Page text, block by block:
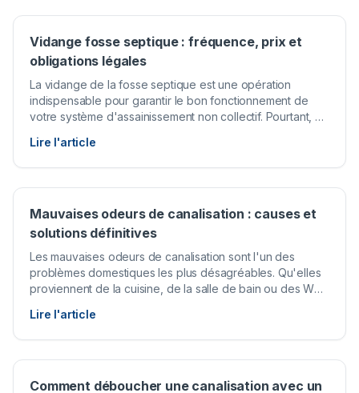
Vidange fosse septique : fréquence, prix et
obligations légales
La vidange de la fosse septique est une opération
indispensable pour garantir le bon fonctionnement de
votre système d'assainissement non collectif. Pourtant, de
recommandée ou les obligations légales qui encadrent
cette intervention.
Lire l'article
Mauvaises odeurs de canalisation : causes et
solutions définitives
Les mauvaises odeurs de canalisation sont l'un des
problèmes domestiques les plus désagréables. Qu'elles
proviennent de la cuisine, de la salle de bain ou des WC,
quotidien insupportable et signalent souvent un
dysfonctionnement à ne pas négliger.
Lire l'article
Comment déboucher une canalisation avec un